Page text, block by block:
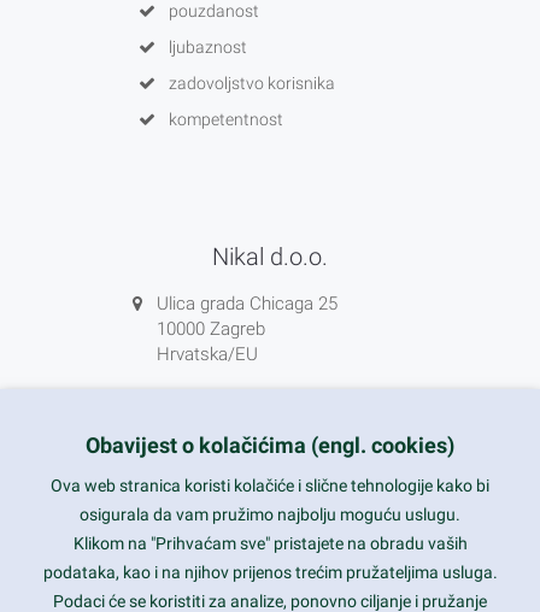
pouzdanost
ljubaznost
zadovoljstvo korisnika
kompetentnost
Nikal d.o.o.
Ulica grada Chicaga 25
10000 Zagreb
Hrvatska/EU
info@nikal.hr
HR-AB-01-080761107
ponedjeljak-petak 8-16h
Nazovite nas na besplatni telefon:
Obavijest o kolačićima (engl. cookies)
Ova web stranica koristi kolačiće i slične tehnologije kako bi
osigurala da vam pružimo najbolju moguću uslugu.
Klikom na "Prihvaćam sve" pristajete na obradu vaših
podataka, kao i na njihov prijenos trećim pružateljima usluga.
Podaci će se koristiti za analize, ponovno ciljanje i pružanje